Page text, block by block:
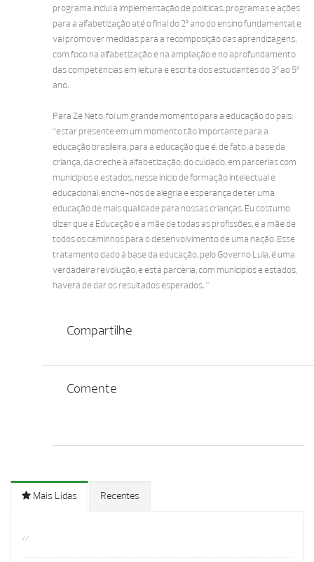
programa inclui a implementação de políticas, programas e ações
para a alfabetização até o final do 2º ano do ensino fundamental; e
vai promover medidas para a recomposição das aprendizagens,
com foco na alfabetização e na ampliação e no aprofundamento
das competências em leitura e escrita dos estudantes do 3º ao 5º
ano.
Para Zé Neto, foi um grande momento para a educação do país:
“estar presente em um momento tão importante para a
educação brasileira, para a educação que é, de fato, a base da
criança, da creche à alfabetização, do cuidado, em parcerias com
municípios e estados, nesse início de formação intelectual e
educacional, enche-nos de alegria e esperança de ter uma
educação de mais qualidade para nossas crianças. Eu costumo
dizer que a Educação é a mãe de todas as profissões, é a mãe de
todos os caminhos para o desenvolvimento de uma nação. Esse
tratamento dado à base da educação, pelo Governo Lula, é uma
verdadeira revolução, e esta parceria, com municípios e estados,
haverá de dar os resultados esperados. ”
Compartilhe
Comente
Mais Lidas Recentes
//